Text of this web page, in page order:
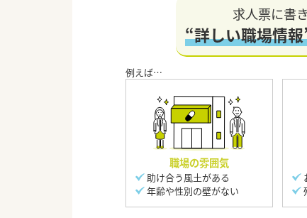
求人票に書
“詳しい職場情
職場の雰囲気
助け合う風土がある
年齢や性別の壁がない